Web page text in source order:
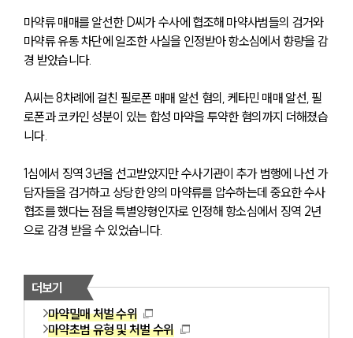
마약류 매매를 알선한 D씨가 수사에 협조해 마약사범들의 검거와
마약류 유통 차단에 일조한 사실을 인정받아 항소심에서 향량을 감
경 받았습니다.
A씨는 8차례에 걸친 필로폰 매매 알선 혐의, 케타민 매매 알선, 필
로폰과 코카인 성분이 있는 합성 마약을 투약한 혐의까지 더해졌습
니다.
1심에서 징역 3년을 선고받았지만 수사기관이 추가 범행에 나선 가
담자들을 검거하고 상당한 양의 마약류를 압수하는데 중요한 수사
협조를 했다는 점을 특별양형인자로 인정해 항소심에서 징역 2년
으로 감경 받을 수 있었습니다.
더보기
마약밀매 처벌 수위
마약초범 유형 및 처벌 수위